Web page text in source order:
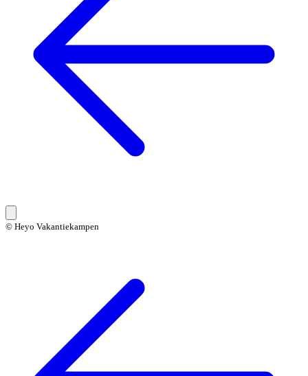
© Heyo Vakantiekampen